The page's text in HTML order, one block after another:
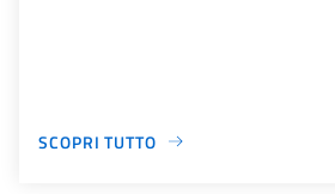
SCOPRI TUTTO